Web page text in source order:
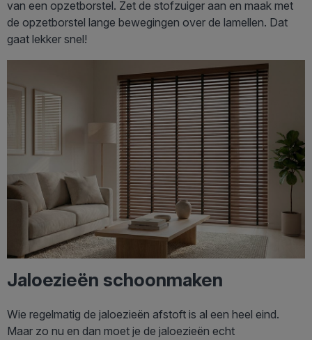
van een opzetborstel. Zet de stofzuiger aan en maak met
de opzetborstel lange bewegingen over de lamellen. Dat
gaat lekker snel!
Jaloezieën schoonmaken
Wie regelmatig de jaloezieën afstoft is al een heel eind.
Maar zo nu en dan moet je de jaloezieën echt